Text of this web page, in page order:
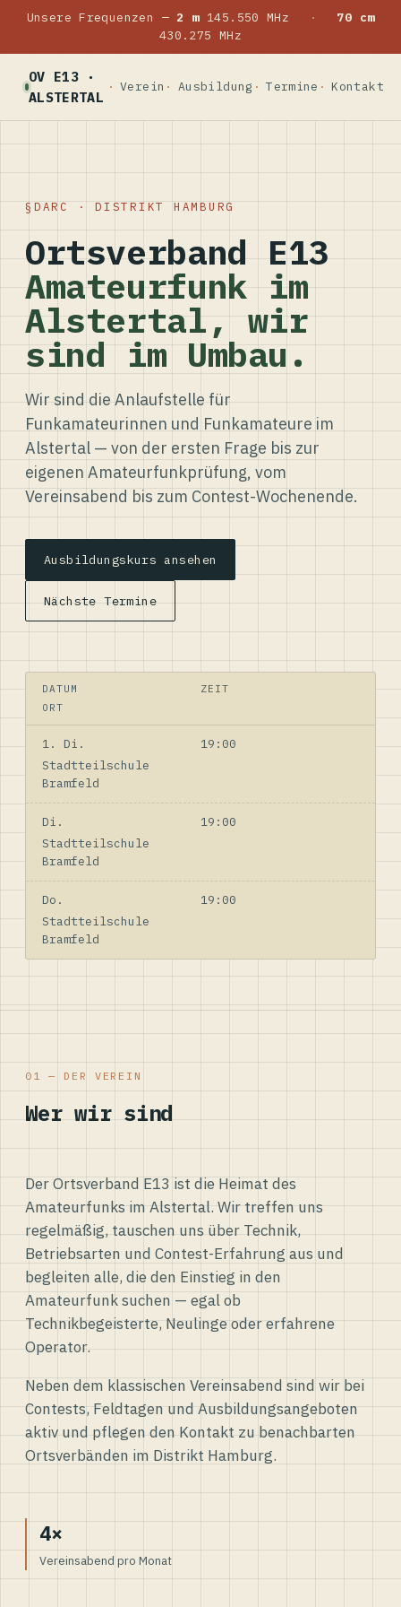
Unsere Frequenzen — 2 m145.550 MHz ·
70 cm
430.275 MHz
OV E13 ·
ALSTERTAL
Verein Ausbildung Termine Kontakt
DARC · DISTRIKT HAMBURG
Ortsverband E13
Amateurfunk im
Alstertal, wir
sind im Umbau.
Wir sind die Anlaufstelle für
Funkamateurinnen und Funkamateure im
Alstertal — von der ersten Frage bis zur
eigenen Amateurfunkprüfung, vom
Vereinsabend bis zum Contest-Wochenende.
Ausbildungskurs ansehen
Nächste Termine
DATUM
ZEIT
ORT
1. Di.
19:00
Stadtteilschule
Bramfeld
Di.
19:00
Stadtteilschule
Bramfeld
Do.
19:00
Stadtteilschule
Bramfeld
01 — DER VEREIN
Wer wir sind
Der Ortsverband E13 ist die Heimat des
Amateurfunks im Alstertal. Wir treffen uns
regelmäßig, tauschen uns über Technik,
Betriebsarten und Contest-Erfahrung aus und
begleiten alle, die den Einstieg in den
Amateurfunk suchen — egal ob
Technikbegeisterte, Neulinge oder erfahrene
Operator.
Neben dem klassischen Vereinsabend sind wir bei
Contests, Feldtagen und Ausbildungsangeboten
aktiv und pflegen den Kontakt zu benachbarten
Ortsverbänden im Distrikt Hamburg.
4×
Vereinsabend pro Monat